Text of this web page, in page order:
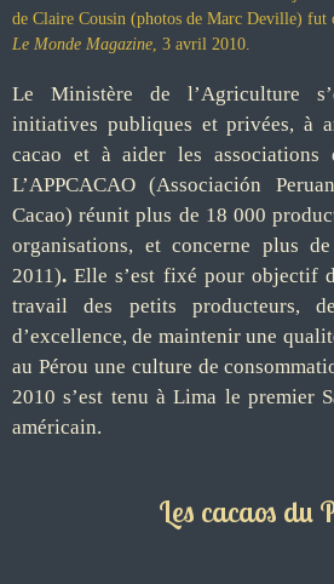
de Claire Cousin (photos de Marc Deville) fut
Le Monde Magazine, 3 avril 2010.
Le Ministère de l’Agriculture
initiatives publiques et privées, à
cacao et à aider les associations
L’APPCACAO (Associación
Cacao) réunit plus de 18 000
organisations, et concerne plus
2011).Elle s’est fixé pour objectif
travail des petits producteurs,
d’excellence, de maintenir une
au Pérou une culture de
2010 s’est tenu à Lima le premier
américain.
Les cacaos du